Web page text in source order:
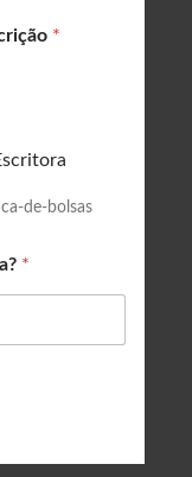
*
de-bolsas
*